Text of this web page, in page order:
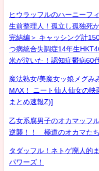
ヒウラッフルのハーニーフ
生前整理人！孤立し孤独死
完結編＞ キャッシング計
つ病統合失調症14年生
米が泣いた！認知症鬱病60
魔法熟女/美魔女ッ娘メグみ
MAX！ ニート仙人仙女の
まとめ速報Z)]
乙女系腐男子のオカマッフ
逆襲！！ 極道のオカマたち
タダッフル！ネトゲ廃人的
パワーズ！